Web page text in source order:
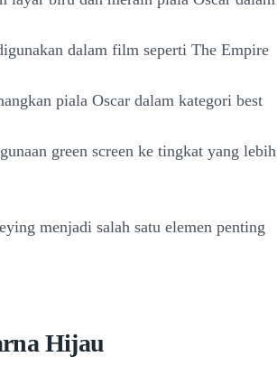
dalam film seperti The Empire
piala Oscar dalam kategori best
green screen ke tingkat yang lebih
menjadi salah satu elemen penting
Hijau